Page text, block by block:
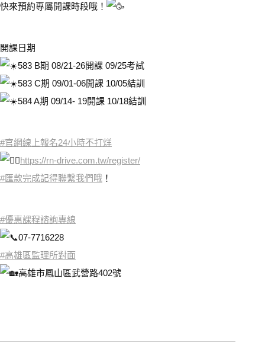
快來預約專屬開課時段哦！
開課日期
583 B期 08/21-26開課 09/25考試
583 C期 09/01-06開課 10/05結訓
584 A期 09/14- 19開課 10/18結訓
#官網線上報名24小時不打烊
https://rn-drive.com.tw/register/
#匯款完成記得聯繫我們哦 ！
#優惠課程諮詢專線
07-7716228
#高雄區監理所對面
高雄市鳳山區武營路402號